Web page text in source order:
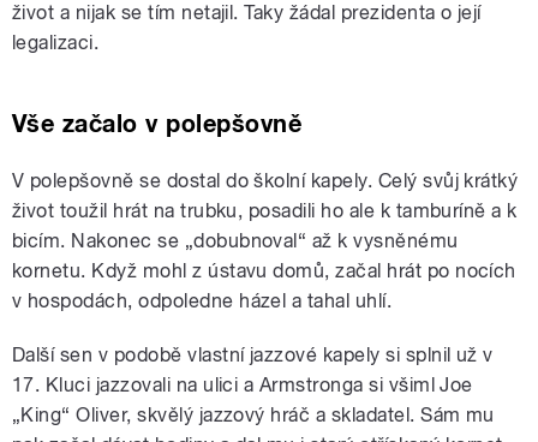
život a nijak se tím netajil. Taky žádal prezidenta o její
legalizaci.
Vše začalo v polepšovně
V polepšovně se dostal do školní kapely. Celý svůj krátký
život toužil hrát na trubku, posadili ho ale k tamburíně a k
bicím. Nakonec se „dobubnoval“ až k vysněnému
kornetu. Když mohl z ústavu domů, začal hrát po nocích
v hospodách, odpoledne házel a tahal uhlí.
Další sen v podobě vlastní jazzové kapely si splnil už v
17. Kluci jazzovali na ulici a Armstronga si všiml Joe
„King“ Oliver, skvělý jazzový hráč a skladatel. Sám mu